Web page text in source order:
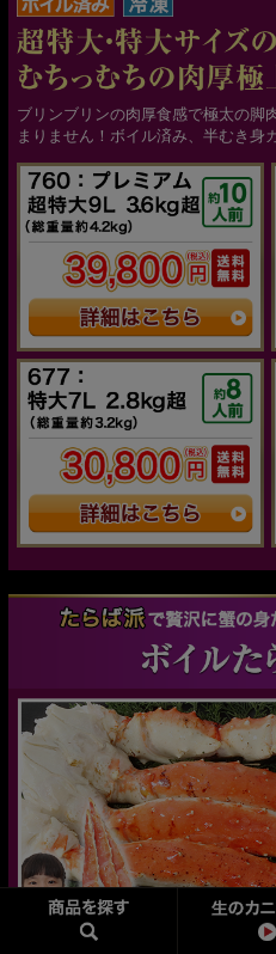
ブリンブリンの肉厚食感で極太の脚
まりません！ボイル済み、半むき身